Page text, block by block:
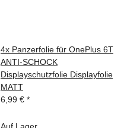
4x Panzerfolie für OnePlus 6T
ANTI-SCHOCK
Displayschutzfolie Displayfolie
MATT
6,99 € *